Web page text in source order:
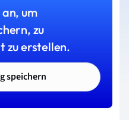
um
zu
zu erstellen.
speichern